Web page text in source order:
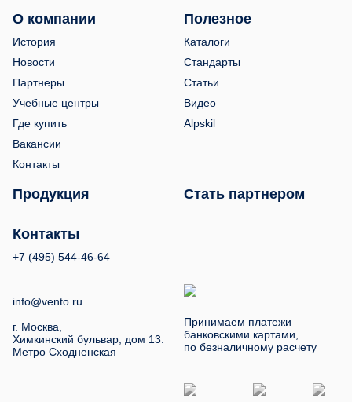
О компании
История
Новости
Партнеры
Учебные центры
Где купить
Вакансии
Контакты
Полезное
Каталоги
Стандарты
Статьи
Видео
Alpskil
Продукция Стать партнером
Контакты
+7 (495) 544-46-64
info@vento.ru
г. Москва,
Химкинский бульвар, дом 13.
Метро Сходненская
Принимаем платежи
банковскими картами,
по безналичному расчету